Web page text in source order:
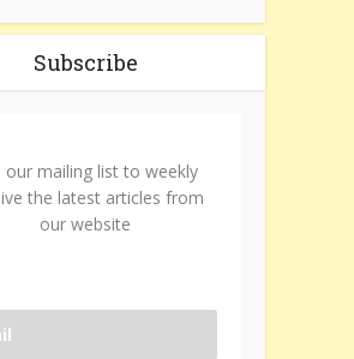
Subscribe
our mailing list to weekly
the latest articles from
our website